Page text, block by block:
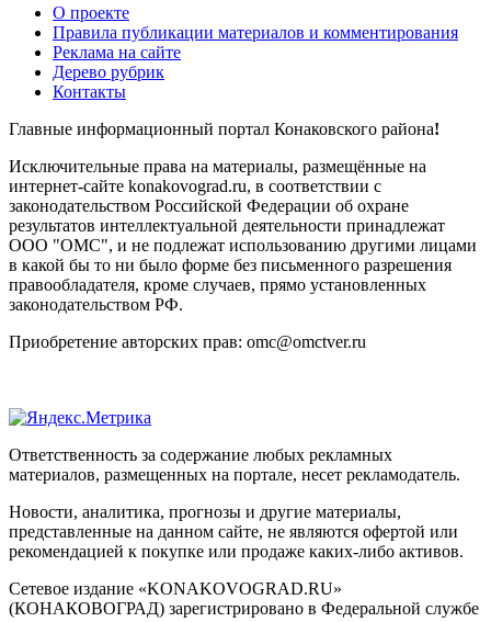
О проекте
Правила публикации материалов и комментирования
Реклама на сайте
Дерево рубрик
Контакты
Главные информационный портал Конаковского района!
Исключительные права на материалы, размещённые на
интернет-сайте konakovograd.ru, в соответствии с
законодательством Российской Федерации об охране
результатов интеллектуальной деятельности принадлежат
ООО "ОМС", и не подлежат использованию другими лицами
в какой бы то ни было форме без письменного разрешения
правообладателя, кроме случаев, прямо установленных
законодательством РФ.
Приобретение авторских прав: omc@omctver.ru
Ответственность за содержание любых рекламных
материалов, размещенных на портале, несет рекламодатель.
Новости, аналитика, прогнозы и другие материалы,
представленные на данном сайте, не являются офертой или
рекомендацией к покупке или продаже каких-либо активов.
Сетевое издание «KONAKOVOGRAD.RU»
(КОНАКОВОГРАД) зарегистрировано в Федеральной службе